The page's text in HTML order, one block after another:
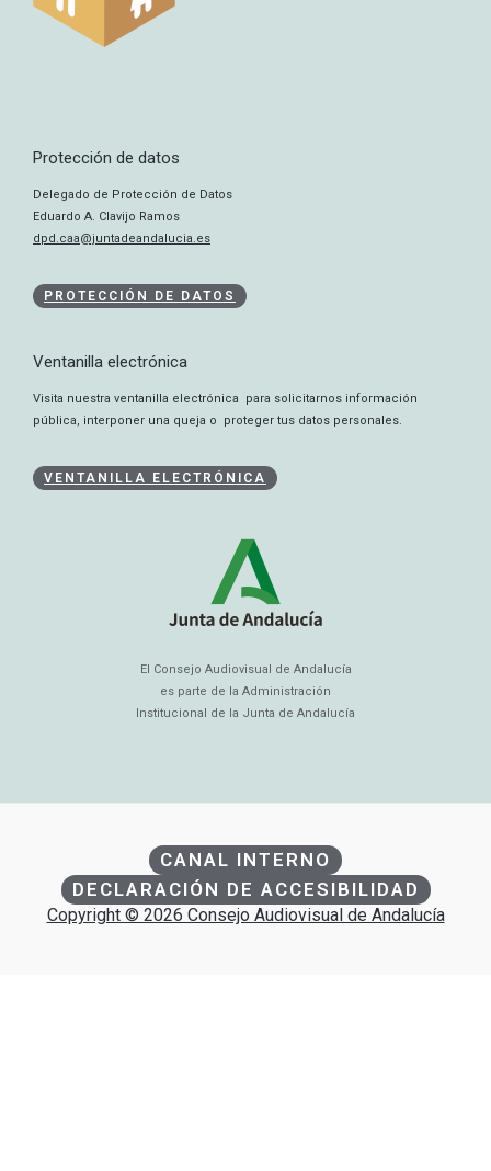
Protección de datos
Delegado de Protección de Datos
Eduardo A. Clavijo Ramos
dpd.caa@juntadeandalucia.es
PROTECCIÓN DE DATOS
Ventanilla electrónica
Visita nuestra ventanilla electrónica para solicitarnos información
pública, interponer una queja o proteger tus datos personales.
VENTANILLA ELECTRÓNICA
El Consejo Audiovisual de Andalucía
es parte de la Administración
Institucional de la Junta de Andalucía
CANAL INTERNO
DECLARACIÓN DE ACCESIBILIDAD
Copyright © 2026 Consejo Audiovisual de Andalucía